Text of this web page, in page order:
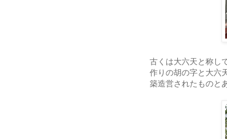
古くは大六天と称し
作りの胡の字と大六
築造営されたものと